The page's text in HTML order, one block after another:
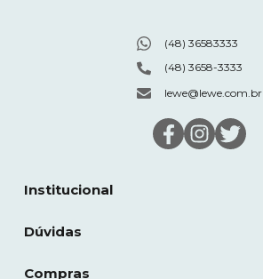
Institucional
Dúvidas
Compras
(48) 36583333
(48) 3658-3333
lewe@lewe.com.br